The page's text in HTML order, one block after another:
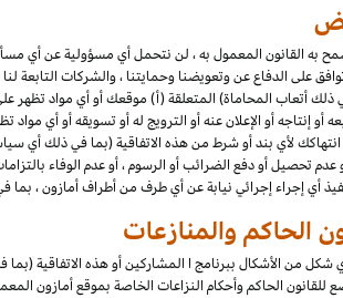
به القانون المعمول به ، لن نتحمل أي مسؤولية عن أي
توافق على الدفاع عن وتعويضنا وحمايتنا ، والشركات
ذلك أتعاب المحاماة) المتعلقة (أ) موقعك أو أي مواد
أو إنتاجه أو الإعلان عنه أو الترويج له أو تسويقه أو أي
لأي بند أو شرط من هذه الاتفاقية (بما في ذلك أي
عدم تحصيل أو دفع الضرائب أو الرسوم ، أو عدم الوفاء
أي إجراء إجرائي نيابة عن أي طرف من أطراف أمازون ،
الحاكم والمنازعات
شكل من الأشكال ببرنامج ا المشاركين أو هذه الاتفاقية
للقانون الحاكم وأحكام النزاعات الخاصة بموقع أمازون